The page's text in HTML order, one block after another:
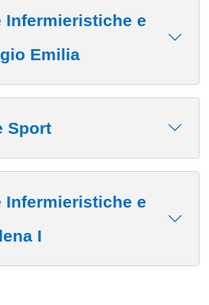
Infermieristiche e
Emilia
Sport
Infermieristiche e
I